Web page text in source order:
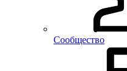
Сообщество